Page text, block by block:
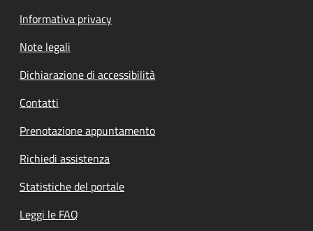
Informativa privacy
Note legali
Dichiarazione di accessibilità
Contatti
Prenotazione appuntamento
Richiedi assistenza
Statistiche del portale
Leggi le FAQ